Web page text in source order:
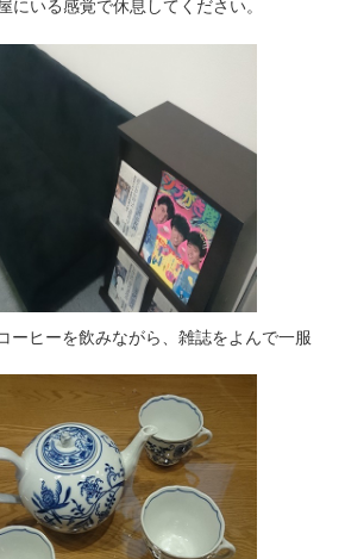
にいる感覚で休息してください。
ーヒーを飲みながら、雑誌をよんで一服